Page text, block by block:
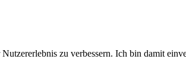
zu verbessern. Ich bin damit